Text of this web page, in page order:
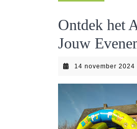
Ontdek het
Jouw
14 november 2024